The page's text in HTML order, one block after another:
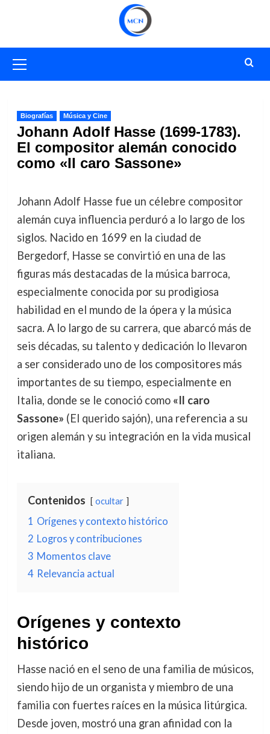
primario
Biografías Música y Cine
Johann Adolf Hasse (1699-1783).
El compositor alemán conocido
como «Il caro Sassone»
Johann Adolf Hasse fue un célebre compositor
alemán cuya influencia perduró a lo largo de los
siglos. Nacido en 1699 en la ciudad de
Bergedorf, Hasse se convirtió en una de las
figuras más destacadas de la música barroca,
especialmente conocida por su prodigiosa
habilidad en el mundo de la ópera y la música
sacra. A lo largo de su carrera, que abarcó más de
seis décadas, su talento y dedicación lo llevaron
a ser considerado uno de los compositores más
importantes de su tiempo, especialmente en
Italia, donde se le conoció como «Il caro
Sassone» (El querido sajón), una referencia a su
origen alemán y su integración en la vida musical
italiana.
Contenidos ocultar
1 Orígenes y contexto histórico
2 Logros y contribuciones
3 Momentos clave
4 Relevancia actual
Orígenes y contexto
histórico
Hasse nació en el seno de una familia de músicos,
siendo hijo de un organista y miembro de una
familia con fuertes raíces en la música litúrgica.
Desde joven, mostró una gran afinidad con la